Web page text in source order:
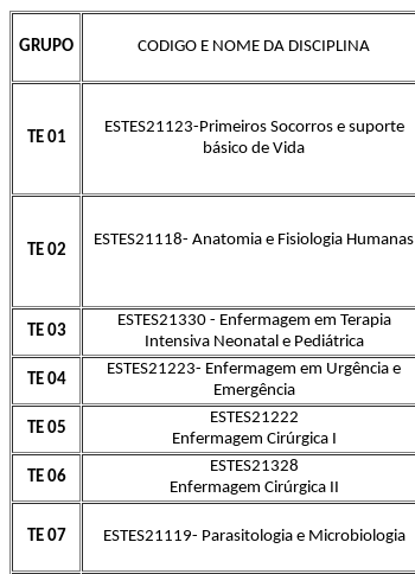
GRUPO CODIGO E NOME DA DISCIPLINA
TE 01
ESTES21123-Primeiros Socorros e suporte
básico de Vida
TE 02
ESTES21118- Anatomia e Fisiologia Humanas
TE 03
ESTES21330 - Enfermagem em Terapia
Intensiva Neonatal e Pediátrica
TE 04
ESTES21223- Enfermagem em Urgência e
Emergência
TE 05
ESTES21222
Enfermagem Cirúrgica I
TE 06
ESTES21328
Enfermagem Cirúrgica II
TE 07 ESTES21119- Parasitologia e Microbiologia